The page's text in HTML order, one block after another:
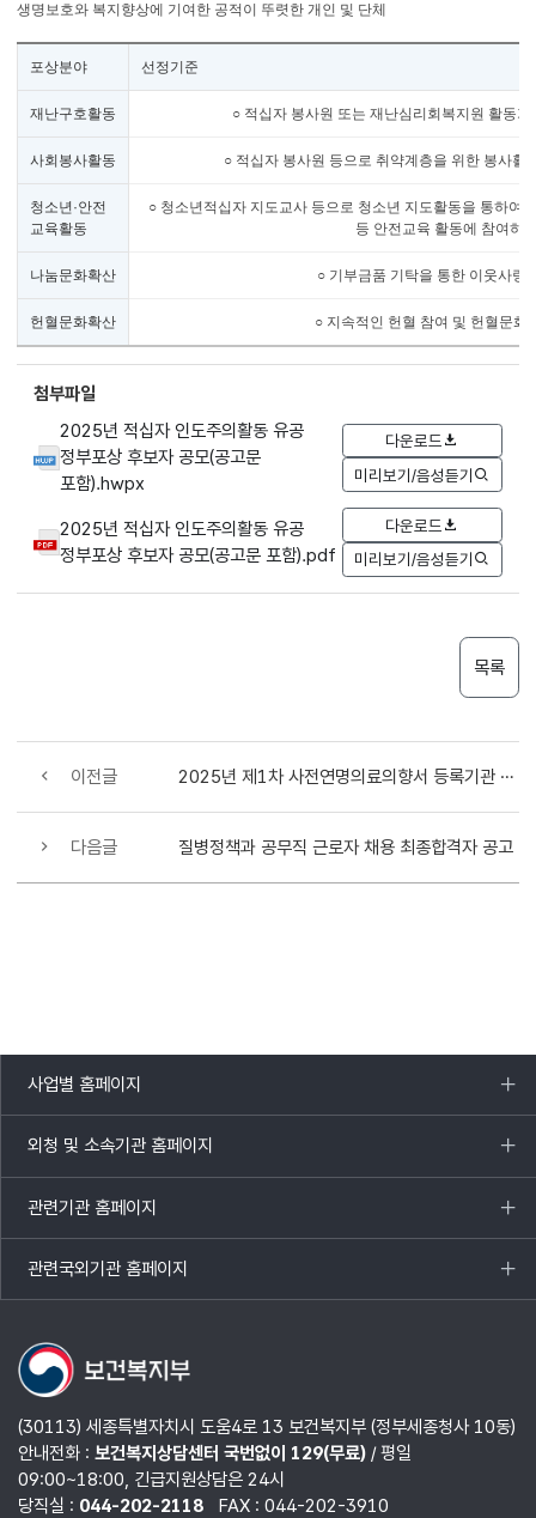
생명보호와 복지향상에 기여한 공적이 뚜렷한 개인 및 단체
포상분야 선정기준
재난구호활동 ○ 적십자 봉사원 또는 재난심리회복지원 활동
사회봉사활동 ○ 적십자 봉사원 등으로 취약계층을 위한 봉사
청소년·안전
교육활동
○ 청소년적십자 지도교사 등으로 청소년 지도활동을 통하여
등 안전교육 활동에 참여하
나눔문화확산 ○ 기부금품 기탁을 통한 이웃사랑
헌혈문화확산 ○ 지속적인 헌혈 참여 및 헌혈문화
첨부파일
2025년 적십자 인도주의활동 유공
정부포상 후보자 공모(공고문
포함).hwpx
다운로드
미리보기/음성듣기
2025년 적십자 인도주의활동 유공
정부포상 후보자 공모(공고문 포함).pdf
다운로드
미리보기/음성듣기
목록
이전글 2025년 제1차 사전연명의료의향서 등록기관 지정 결과 공고 연기 안내
다음글 질병정책과 공무직 근로자 채용 최종합격자 공고
사업별 홈페이지
목록
열기
외청 및 소속기관 홈페이지
목록
열기
관련기관 홈페이지
목록
열기
관련국외기관 홈페이지
목록
열기
(30113) 세종특별자치시 도움4로 13 보건복지부 (정부세종청사 10동)
안내전화 : 보건복지상담센터 국번없이 129(무료)/ 평일
09:00~18:00, 긴급지원상담은 24시
당직실 : 044-202-2118 FAX : 044-202-3910